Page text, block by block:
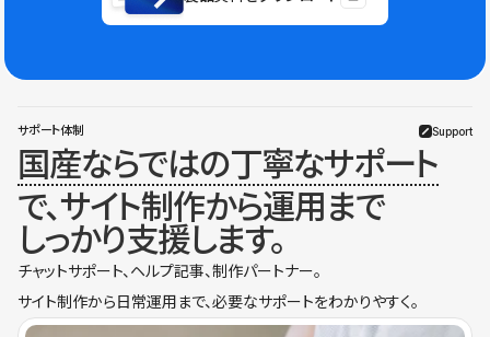
サポート体制 Support
国産ならではの丁寧なサポート
で、サイト制作から運用まで
しっかり支援します。
チャットサポート、ヘルプ記事、制作パートナー。
サイト制作から日常運用まで、必要なサポートをわかりやすく。